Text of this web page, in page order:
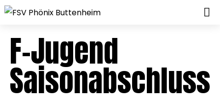
F-Jugend
Saisonabschluss